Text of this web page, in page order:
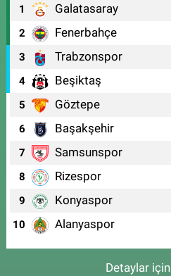
1 Galatasaray
2 Fenerbahçe
3 Trabzonspor
4 Beşiktaş
5 Göztepe
6 Başakşehir
7 Samsunspor
8 Rizespor
9 Konyaspor
10 Alanyaspor
Detaylar için